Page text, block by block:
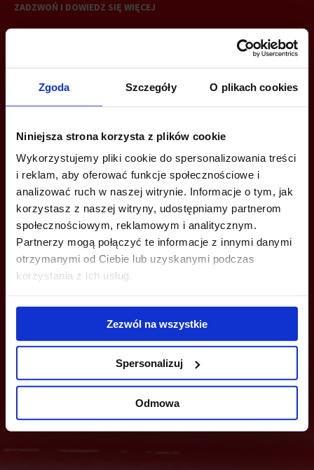
Zgoda Szczegóły O plikach cookies
Niniejsza strona korzysta z plików cookie
Wykorzystujemy pliki cookie do spersonalizowania treści
i reklam, aby oferować funkcje społecznościowe i
analizować ruch w naszej witrynie. Informacje o tym, jak
korzystasz z naszej witryny, udostępniamy partnerom
społecznościowym, reklamowym i analitycznym.
Partnerzy mogą połączyć te informacje z innymi danymi
otrzymanymi od Ciebie lub uzyskanymi podczas
korzystania z ich usług.
Zezwól na wszystkie
Spersonalizuj
Odmowa
ZADZWOŃ I DOWIEDZ SIĘ WIĘCEJ
milena.lewandowska@jll.com
+48 539 394 833
magdalena.bunalska@jll.com
MOŻESZ TEŻ ZOSTAWIĆ SWÓJ NUMER, A MY SKONTAKTUJEMY SIĘ
Z TOBĄ
Wyślij